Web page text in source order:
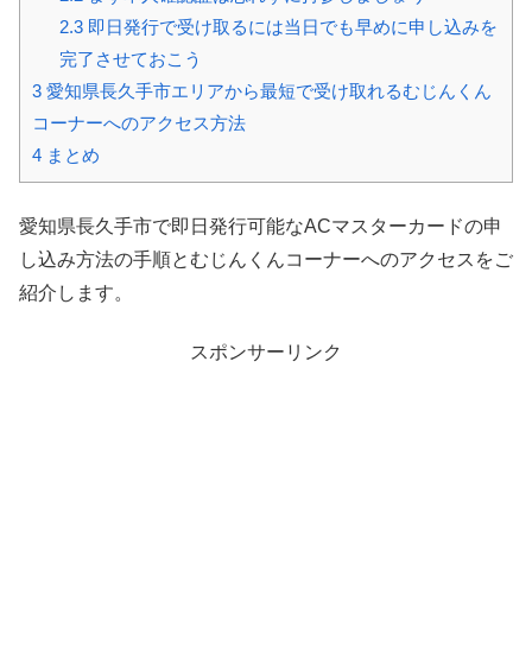
2.3即日発行で受け取るには当日でも早めに申し込みを
完了させておこう
3 愛知県長久手市エリアから最短で受け取れるむじんくん
コーナーへのアクセス方法
4 まとめ
愛知県長久手市で即日発行可能なACマスターカードの申
し込み方法の手順とむじんくんコーナーへのアクセスをご
紹介します。
スポンサーリンク